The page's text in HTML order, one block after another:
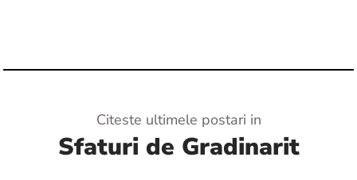
Citeste ultimele postari in
Sfaturi de Gradinarit